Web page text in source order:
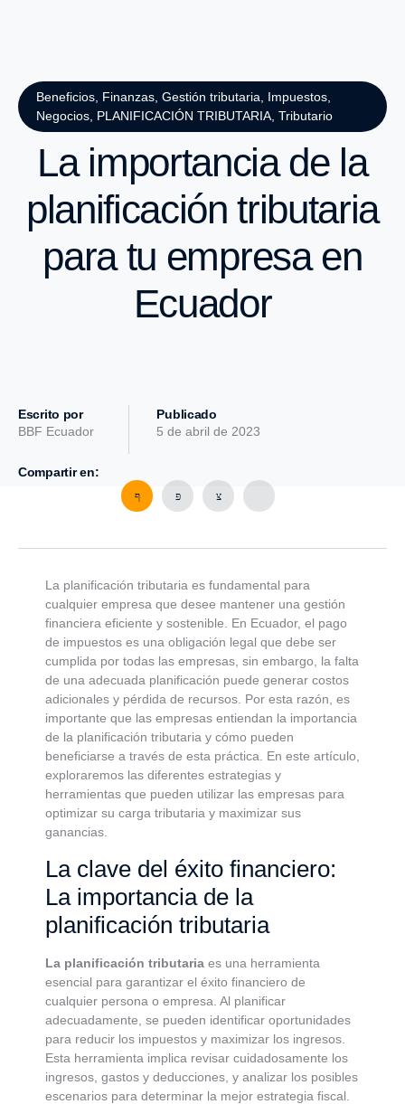
Beneficios Finanzas Gestión tributaria Impuestos
Negocios PLANIFICACIÓN TRIBUTARIA Tributario
La importancia de la
planificación tributaria
para tu empresa en
Ecuador
Escrito por
BBF Ecuador
Publicado
5 de abril de 2023
Compartir en:
La planificación tributaria es fundamental para
cualquier empresa que desee mantener una gestión
financiera eficiente y sostenible. En Ecuador, el pago
de impuestos es una obligación legal que debe ser
cumplida por todas las empresas, sin embargo, la falta
de una adecuada planificación puede generar costos
adicionales y pérdida de recursos. Por esta razón, es
importante que las empresas entiendan la importancia
de la planificación tributaria y cómo pueden
beneficiarse a través de esta práctica. En este artículo,
exploraremos las diferentes estrategias y
herramientas que pueden utilizar las empresas para
optimizar su carga tributaria y maximizar sus
ganancias.
La clave del éxito financiero:
La importancia de la
planificación tributaria
La planificación tributaria es una herramienta
esencial para garantizar el éxito financiero de
cualquier persona o empresa. Al planificar
adecuadamente, se pueden identificar oportunidades
para reducir los impuestos y maximizar los ingresos.
Esta herramienta implica revisar cuidadosamente los
ingresos, gastos y deducciones, y analizar los posibles
escenarios para determinar la mejor estrategia fiscal.